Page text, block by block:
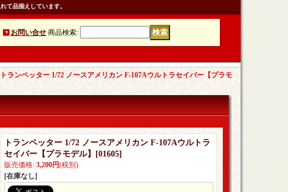
て品揃えしています。
お問い合せ 商品検索:
トランペッター 1/72 ノースアメリカン F-107Aウルトラセイバー【プラモ
トランペッター 1/72 ノースアメリカン F-107Aウルトラ
セイバー【プラモデル】
[01605]
販売価格: 3,200円(税別)
[在庫なし]